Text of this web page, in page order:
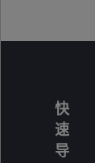
快
速
导